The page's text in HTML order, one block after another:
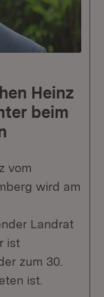
Heinz
beim
vom
wird am
Landrat
ist
zum 30.
ist.